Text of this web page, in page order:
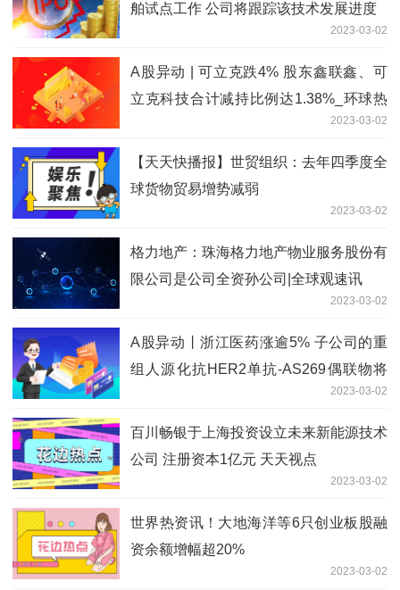
舶试点工作 公司将跟踪该技术发展进度
2023-03-02
A股异动 | 可立克跌4% 股东鑫联鑫、可
立克科技合计减持比例达1.38%_环球热
2023-03-02
【天天快播报】世贸组织：去年四季度全
球货物贸易增势减弱
2023-03-02
格力地产：珠海格力地产物业服务股份有
限公司是公司全资孙公司|全球观速讯
2023-03-02
A股异动丨浙江医药涨逾5% 子公司的重
组人源化抗HER2单抗-AS269偶联物将
2023-03-02
百川畅银于上海投资设立未来新能源技术
公司 注册资本1亿元 天天视点
2023-03-02
世界热资讯！大地海洋等6只创业板股融
资余额增幅超20%
2023-03-02